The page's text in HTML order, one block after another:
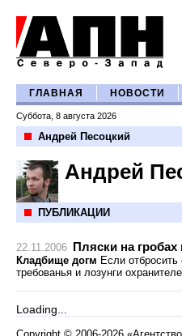
ГЛАВНАЯ НОВОСТИ
Суббота, 8 августа 2026
Андрей Песоцкий
Андрей
ПУБЛИКАЦИИ
22.11.2006 Пляски на гробах
Кладбище догм Если
требованья и лозунги
Loading...